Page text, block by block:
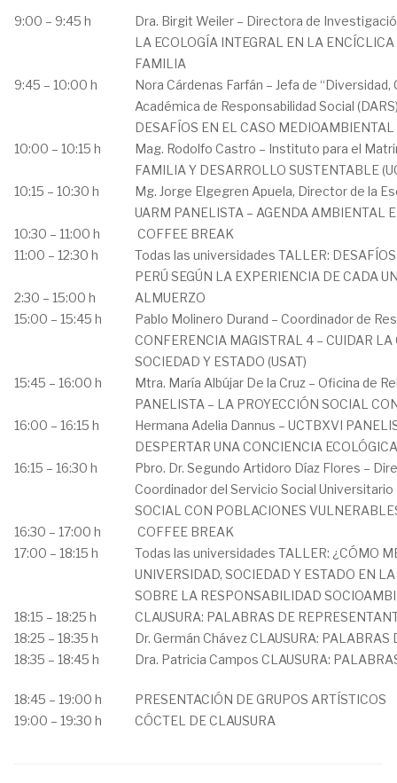
9:00 – 9:45 h
Dra. Birgit Weiler – Directora de
LA ECOLOGÍA INTEGRAL EN LA
FAMILIA
9:45 – 10:00 h
Nora Cárdenas Farfán – Jefa de
Académica de Responsabilidad Social
DESAFÍOS EN EL CASO MEDIOAMBIENTAL
10:00 – 10:15 h
Mag. Rodolfo Castro – Instituto para el
FAMILIA Y DESARROLLO SUSTENTABLE
10:15 – 10:30 h
Mg. Jorge Elgegren Apuela, Director de la
UARM PANELISTA – AGENDA AMBIENTAL
10:30 – 11:00 h
COFFEE BREAK
11:00 – 12:30 h
Todas las universidades TALLER:
PERÚ SEGÚN LA EXPERIENCIA DE CADA
2:30 – 15:00 h
ALMUERZO
15:00 – 15:45 h
Pablo Molinero Durand – Coordinador de
CONFERENCIA MAGISTRAL 4 – CUIDAR
SOCIEDAD Y ESTADO (USAT)
15:45 – 16:00 h
Mtra. María Albújar De la Cruz – Oficina de
PANELISTA – LA PROYECCIÓN SOCIAL
16:00 – 16:15 h
Hermana Adelia Dannus – UCTBXVI
DESPERTAR UNA CONCIENCIA
16:15 – 16:30 h
Pbro. Dr. Segundo Artidoro Díaz Flores –
Coordinador del Servicio Social Universitario
SOCIAL CON POBLACIONES
16:30 – 17:00 h
COFFEE BREAK
17:00 – 18:15 h
Todas las universidades TALLER: ¿CÓMO
UNIVERSIDAD, SOCIEDAD Y ESTADO EN
SOBRE LA RESPONSABILIDAD
18:15 – 18:25 h
CLAUSURA: PALABRAS DE
18:25 – 18:35 h
Dr. Germán Chávez CLAUSURA: PALABRAS
18:35 – 18:45 h
Dra. Patricia Campos CLAUSURA:
18:45 – 19:00 h
PRESENTACIÓN DE GRUPOS ARTÍSTICOS
19:00 – 19:30 h
CÓCTEL DE CLAUSURA